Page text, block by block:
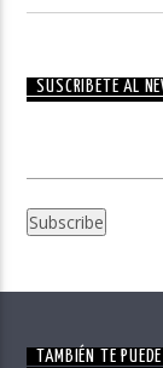
SUSCRÍBETE AL
TAMBIÉN TE